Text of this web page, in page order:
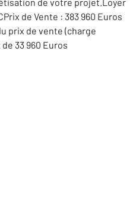
de Vente : 383 960 Euros
prix de vente (charge
33 960 Euros